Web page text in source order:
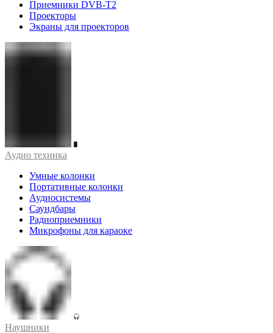
Приемники DVB-T2
Проекторы
Экраны для проекторов
Аудио техника
Умные колонки
Портативные колонки
Аудиосистемы
Саундбары
Радиоприемники
Микрофоны для караоке
Наушники